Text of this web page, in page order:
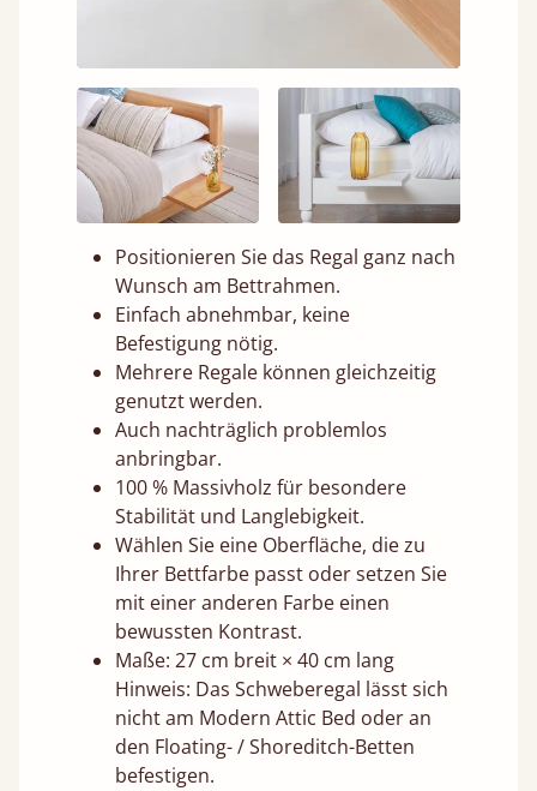
Positionieren Sie das Regal ganz nach
Wunsch am Bettrahmen.
Einfach abnehmbar, keine
Befestigung nötig.
Mehrere Regale können gleichzeitig
genutzt werden.
Auch nachträglich problemlos
anbringbar.
100 % Massivholz für besondere
Stabilität und Langlebigkeit.
Wählen Sie eine Oberfläche, die zu
Ihrer Bettfarbe passt oder setzen Sie
mit einer anderen Farbe einen
bewussten Kontrast.
Maße: 27 cm breit × 40 cm lang
Hinweis: Das Schweberegal lässt sich
nicht am Modern Attic Bed oder an
den Floating- / Shoreditch-Betten
befestigen.